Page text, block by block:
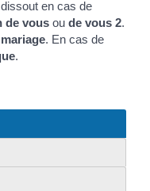
en cas de
de vousou de vous 2.
mariage. En cas de
.